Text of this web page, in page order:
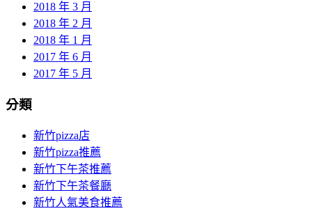
2018 年 3 月
2018 年 2 月
2018 年 1 月
2017 年 6 月
2017 年 5 月
分類
新竹pizza店
新竹pizza推薦
新竹下午茶推薦
新竹下午茶餐廳
新竹人氣美食推薦